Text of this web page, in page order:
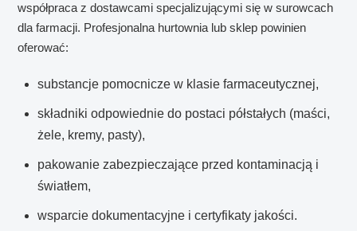
współpraca z dostawcami specjalizującymi się w surowcach
dla farmacji. Profesjonalna hurtownia lub sklep powinien
oferować:
substancje pomocnicze w klasie farmaceutycznej,
składniki odpowiednie do postaci półstałych (maści,
żele, kremy, pasty),
pakowanie zabezpieczające przed kontaminacją i
światłem,
wsparcie dokumentacyjne i certyfikaty jakości.